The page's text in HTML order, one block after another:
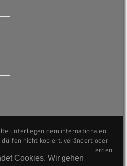
Cookies. Wir gehen
unterliegen dem internationalen
dürfen nicht kopiert, verändert oder
werden. Gegen Verstöße werden